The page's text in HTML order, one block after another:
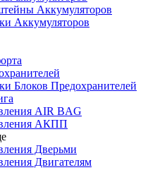
Аккумуляторов
Аккумуляторов
Блоков Предохранителей
AIR BAG
АКПП
Дверьми
Двигателям